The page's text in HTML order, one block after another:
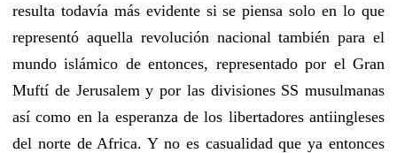
resulta todavía más evidente si se piensa solo en lo que
representó aquella revolución nacional también para el
mundo islámico de entonces, representado por el Gran
Muftí de Jerusalem y por las divisiones SS musulmanas
así como en la esperanza de los libertadores antiingleses
del norte de Africa. Y no es casualidad que ya entonces